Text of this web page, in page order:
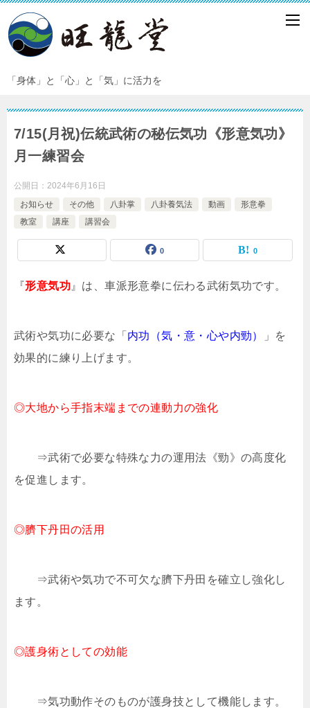
「身体」と「心」と「気」に活力を
7/15(月祝)伝統武術の秘伝気功《形意気功》
月一練習会
公開日： 2024年6月16日
お知らせ
その他 八卦掌 八卦養気法 動画
形意拳
教室
講座 講習会
0 0
『形意気功 』は、車派形意拳に伝わる武術気功です。
武術や気功に必要な「 内功（気・意・心や内勁）
」を
効果的に練り上げます。
◎大地から手指末端までの連動力の強化
⇒武術で必要な特殊な力の運用法《勁》の高度化
を促進します。
◎臍下丹田の活用
⇒武術や気功で不可欠な臍下丹田を確立し強化し
ます。
◎護身術としての効能
⇒気功動作そのものが護身技として機能します。